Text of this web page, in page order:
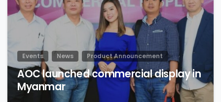
Events News Product Announcement
AOC launched commercial display in
Myanmar